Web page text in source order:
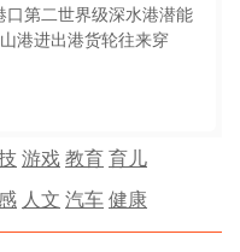
第二世界级深水港潜能
港进出港货轮往来穿
游戏教育育儿
人文 汽车健康